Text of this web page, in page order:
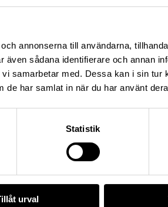
annonserna till användarna,
sådana identifierare och annan
samarbetar med. Dessa kan i sin tur
de har samlat in när du har använt
Statistik
urval
800
—